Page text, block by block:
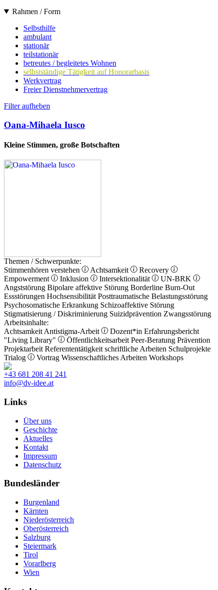
Rahmen / Form
Selbsthilfe
ambulant
stationär
teilstationär
betreutes / begleitetes Wohnen
selbstständige Tätigkeit auf Honorarbasis
Werkvertrag
Freier Dienstnehmervertrag
Filter aufheben
Oana-Mihaela Iusco
Kleine Stimmen, große Botschaften
Themen / Schwerpunkte:
Stimmenhören verstehen
Achtsamkeit
Recovery
Empowerment
Inklusion Intersektionalität
UN-BRK
Angststörung Bipolare affektive Störung Borderline Burn-Out
Essstörungen Hochsensibilität Posttraumatische Belastungsstörung
Psychosomatische Erkrankung Schizoaffektive Störung
Stigmatisierung / Diskriminierung Suizidprävention Zwangsstörung
Arbeitsinhalte:
Achtsamkeit Antistigma-Arbeit Dozent*in Erfahrungsbericht
"Living Library"
Öffentlichkeitsarbeit Peer-Beratung Prävention
Projektarbeit Referententätigkeit schriftliche Arbeiten Schulprojekte
Trialog
Vortrag Wissenschaftliches Arbeiten Workshops
+43 681 208 41 241
info@dv-idee.at
Links
Über uns
Geschichte
Aktuelles
Kontakt
Impressum
Datenschutz
Bundesländer
Burgenland
Kärnten
Niederösterreich
Oberösterreich
Salzburg
Steiermark
Tirol
Vorarlberg
Wien